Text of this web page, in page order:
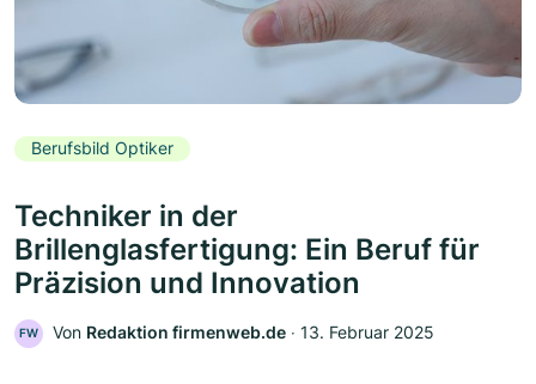
Berufsbild Optiker
Techniker in der
Brillenglasfertigung: Ein Beruf für
Präzision und Innovation
FW Von Redaktion firmenweb.de ‧ 13. Februar 2025